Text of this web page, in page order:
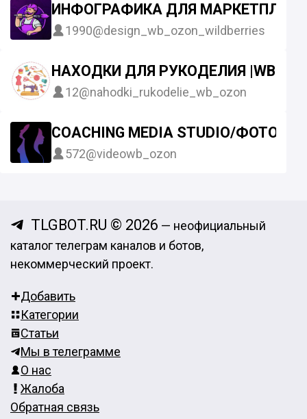
ИНФОГРАФИКА ДЛЯ
1990@design_wb_ozon_wildberries
НАХОДКИ ДЛЯ РУКОДЕЛИЯ
12@nahodki_rukodelie_wb_ozon
COACHING MEDIA STUDIO/ФОТО
572@videowb_ozon
TLGBOT.RU © 2026 — неофициальный
каталог телеграм каналов и ботов,
некоммерческий проект.
Добавить
Категории
Статьи
Мы в телеграмме
О нас
Жалоба
Обратная связь